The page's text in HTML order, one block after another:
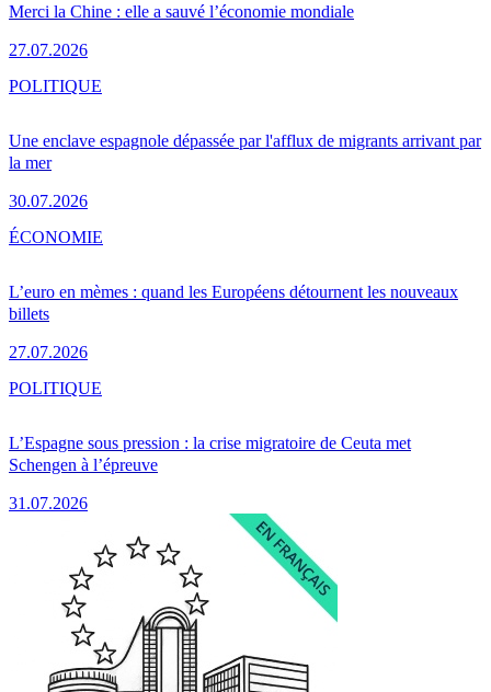
Merci la Chine : elle a sauvé l’économie mondiale
27.07.2026
Une enclave espagnole dépassée par l'afflux de migrants arrivant par
la mer
30.07.2026
POLITIQUE
L’euro en mèmes : quand les Européens détournent les nouveaux
billets
27.07.2026
ÉCONOMIE
L’Espagne sous pression : la crise migratoire de Ceuta met
Schengen à l’épreuve
31.07.2026
POLITIQUE